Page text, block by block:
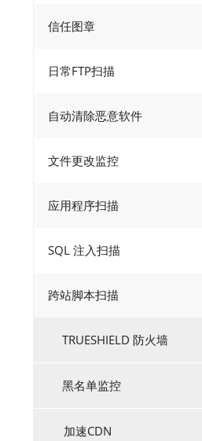
信任图章
日常FTP扫描
自动清除恶意软件
文件更改监控
应用程序扫描
SQL 注入扫描
跨站脚本扫描
TRUESHIELD 防火墙
黑名单监控
加速CDN